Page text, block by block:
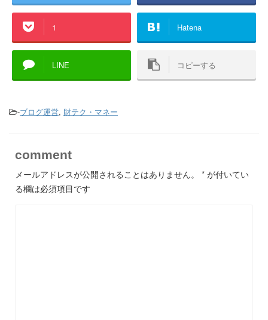
1 Hatena
LINE コピーする
-ブログ運営, 財テク・マネー
comment
メールアドレスが公開されることはありません。 * が付いてい
る欄は必須項目です